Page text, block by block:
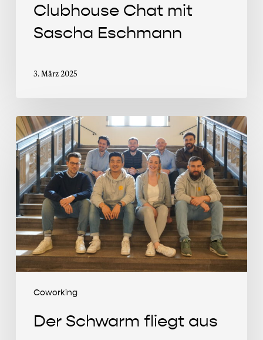
Clubhouse Chat mit
Sascha Eschmann
3. März 2025
Coworking
Der
Schwarm
fliegt
aus
Der Schwarm fliegt aus